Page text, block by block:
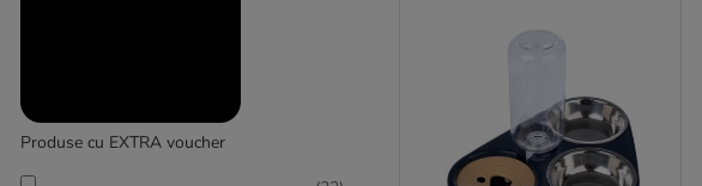
Produse cu EXTRA voucher